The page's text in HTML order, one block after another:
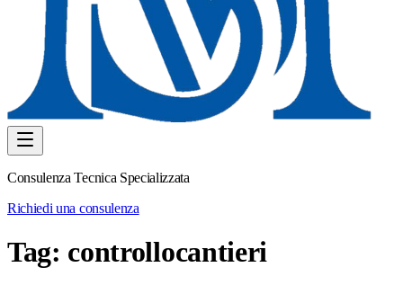
Consulenza Tecnica Specializzata
Richiedi una consulenza
Tag: controllocantieri